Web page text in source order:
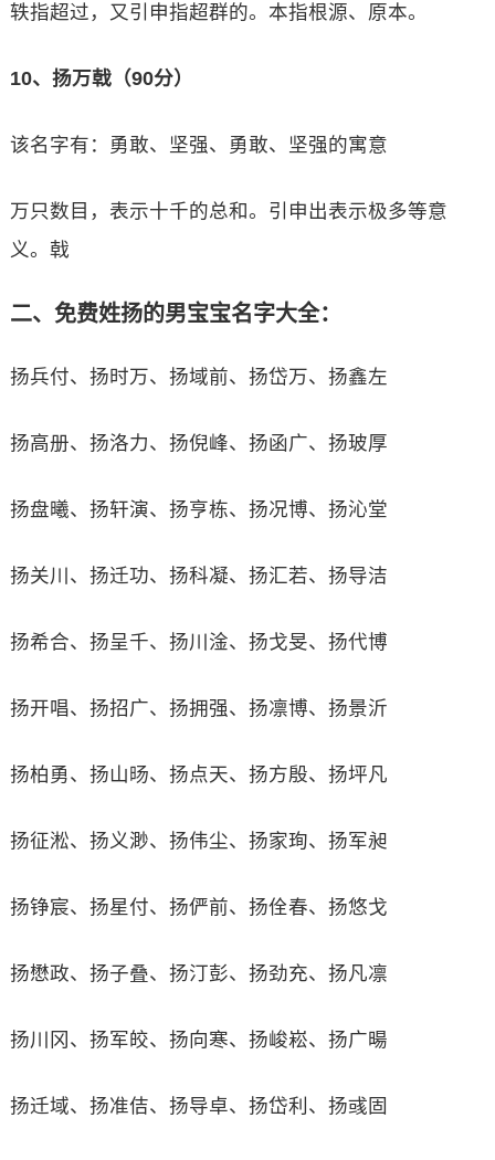
轶指超过，又引申指超群的。本指根源、原本。
10、扬万戟（90分）
该名字有：勇敢、坚强、勇敢、坚强的寓意
万只数目，表示十千的总和。引申出表示极多等意
义。戟
二、免费姓扬的男宝宝名字大全：
扬兵付、扬时万、扬域前、扬岱万、扬鑫左
扬高册、扬洛力、扬倪峰、扬函广、扬玻厚
扬盘曦、扬轩演、扬亨栋、扬况博、扬沁堂
扬关川、扬迁功、扬科凝、扬汇若、扬导洁
扬希合、扬呈千、扬川淦、扬戈旻、扬代博
扬开唱、扬招广、扬拥强、扬凛博、扬景沂
扬柏勇、扬山旸、扬点天、扬方殷、扬坪凡
扬征淞、扬义渺、扬伟尘、扬家珣、扬军昶
扬铮宸、扬星付、扬俨前、扬佺春、扬悠戈
扬懋政、扬子叠、扬汀彭、扬劲充、扬凡凛
扬川冈、扬军皎、扬向寒、扬峻崧、扬广暘
扬迁域、扬准佶、扬导卓、扬岱利、扬彧固